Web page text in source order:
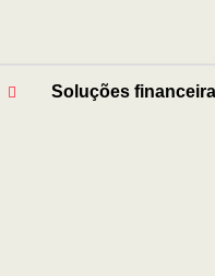
Soluções